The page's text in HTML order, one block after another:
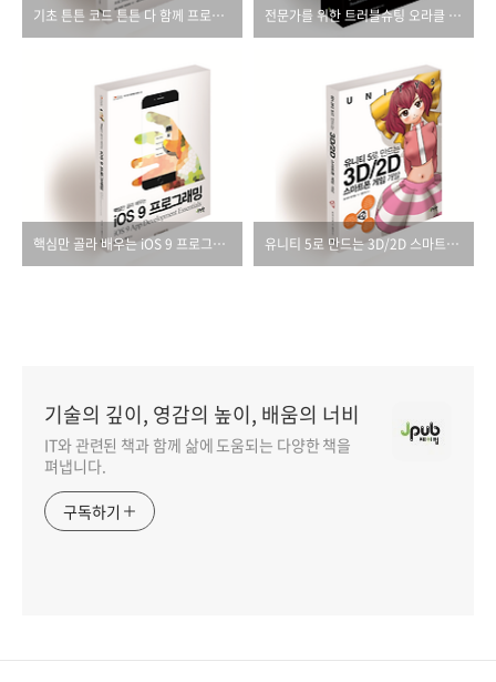
기초 튼튼 코드 튼튼 다 함께 프로그래밍 전문가를 위한 트러블슈팅 오라클 퍼포먼스(제2판)
핵심만 골라 배우는 iOS 9 프로그래밍 유니티 5로 만드는 3D/2D 스마트폰 게임 개발
기술의 깊이, 영감의 높이, 배움의 너비
IT와 관련된 책과 함께 삶에 도움되는 다양한 책을
펴냅니다.
구독하기